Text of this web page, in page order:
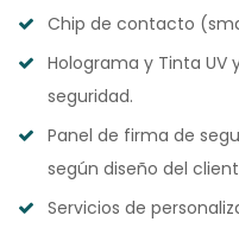
Chip de contacto
Holograma y Tinta UV
seguridad.
Panel de firma de
según diseño del
Servicios de